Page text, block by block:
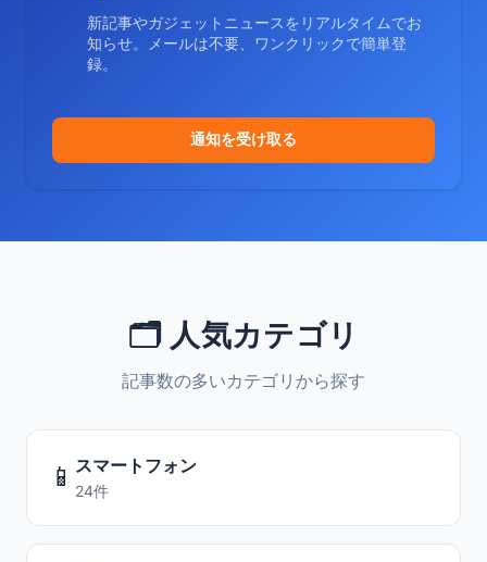
新記事やガジェットニュースをリアルタイムでお
知らせ。メールは不要、ワンクリックで簡単登
録。
通知を受け取る
🗂️ 人気カテゴリ
記事数の多いカテゴリから探す
📱 スマートフォン
24件